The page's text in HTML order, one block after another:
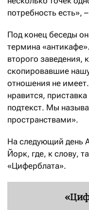
потребность есть»,
Под конец беседы
термина
второго заведения,
скопировавшие
отношения не
нравится,
подтекст. Мы
пространствами».
На следующий день
Йорк, где, к слову,
«Циферблата».